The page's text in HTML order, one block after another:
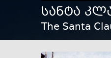
სანტა
The Santa